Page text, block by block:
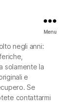
Menu
negli anni:
solamente la
e
Se
contattarmi